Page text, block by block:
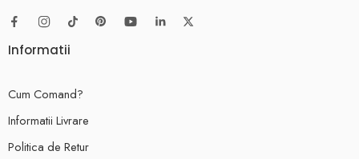
Informatii
Cum Comand?
Informatii Livrare
Politica de Retur